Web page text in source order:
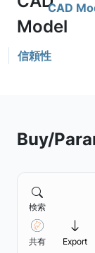
CAD
信頼性
Buy/
検索
共有 Export